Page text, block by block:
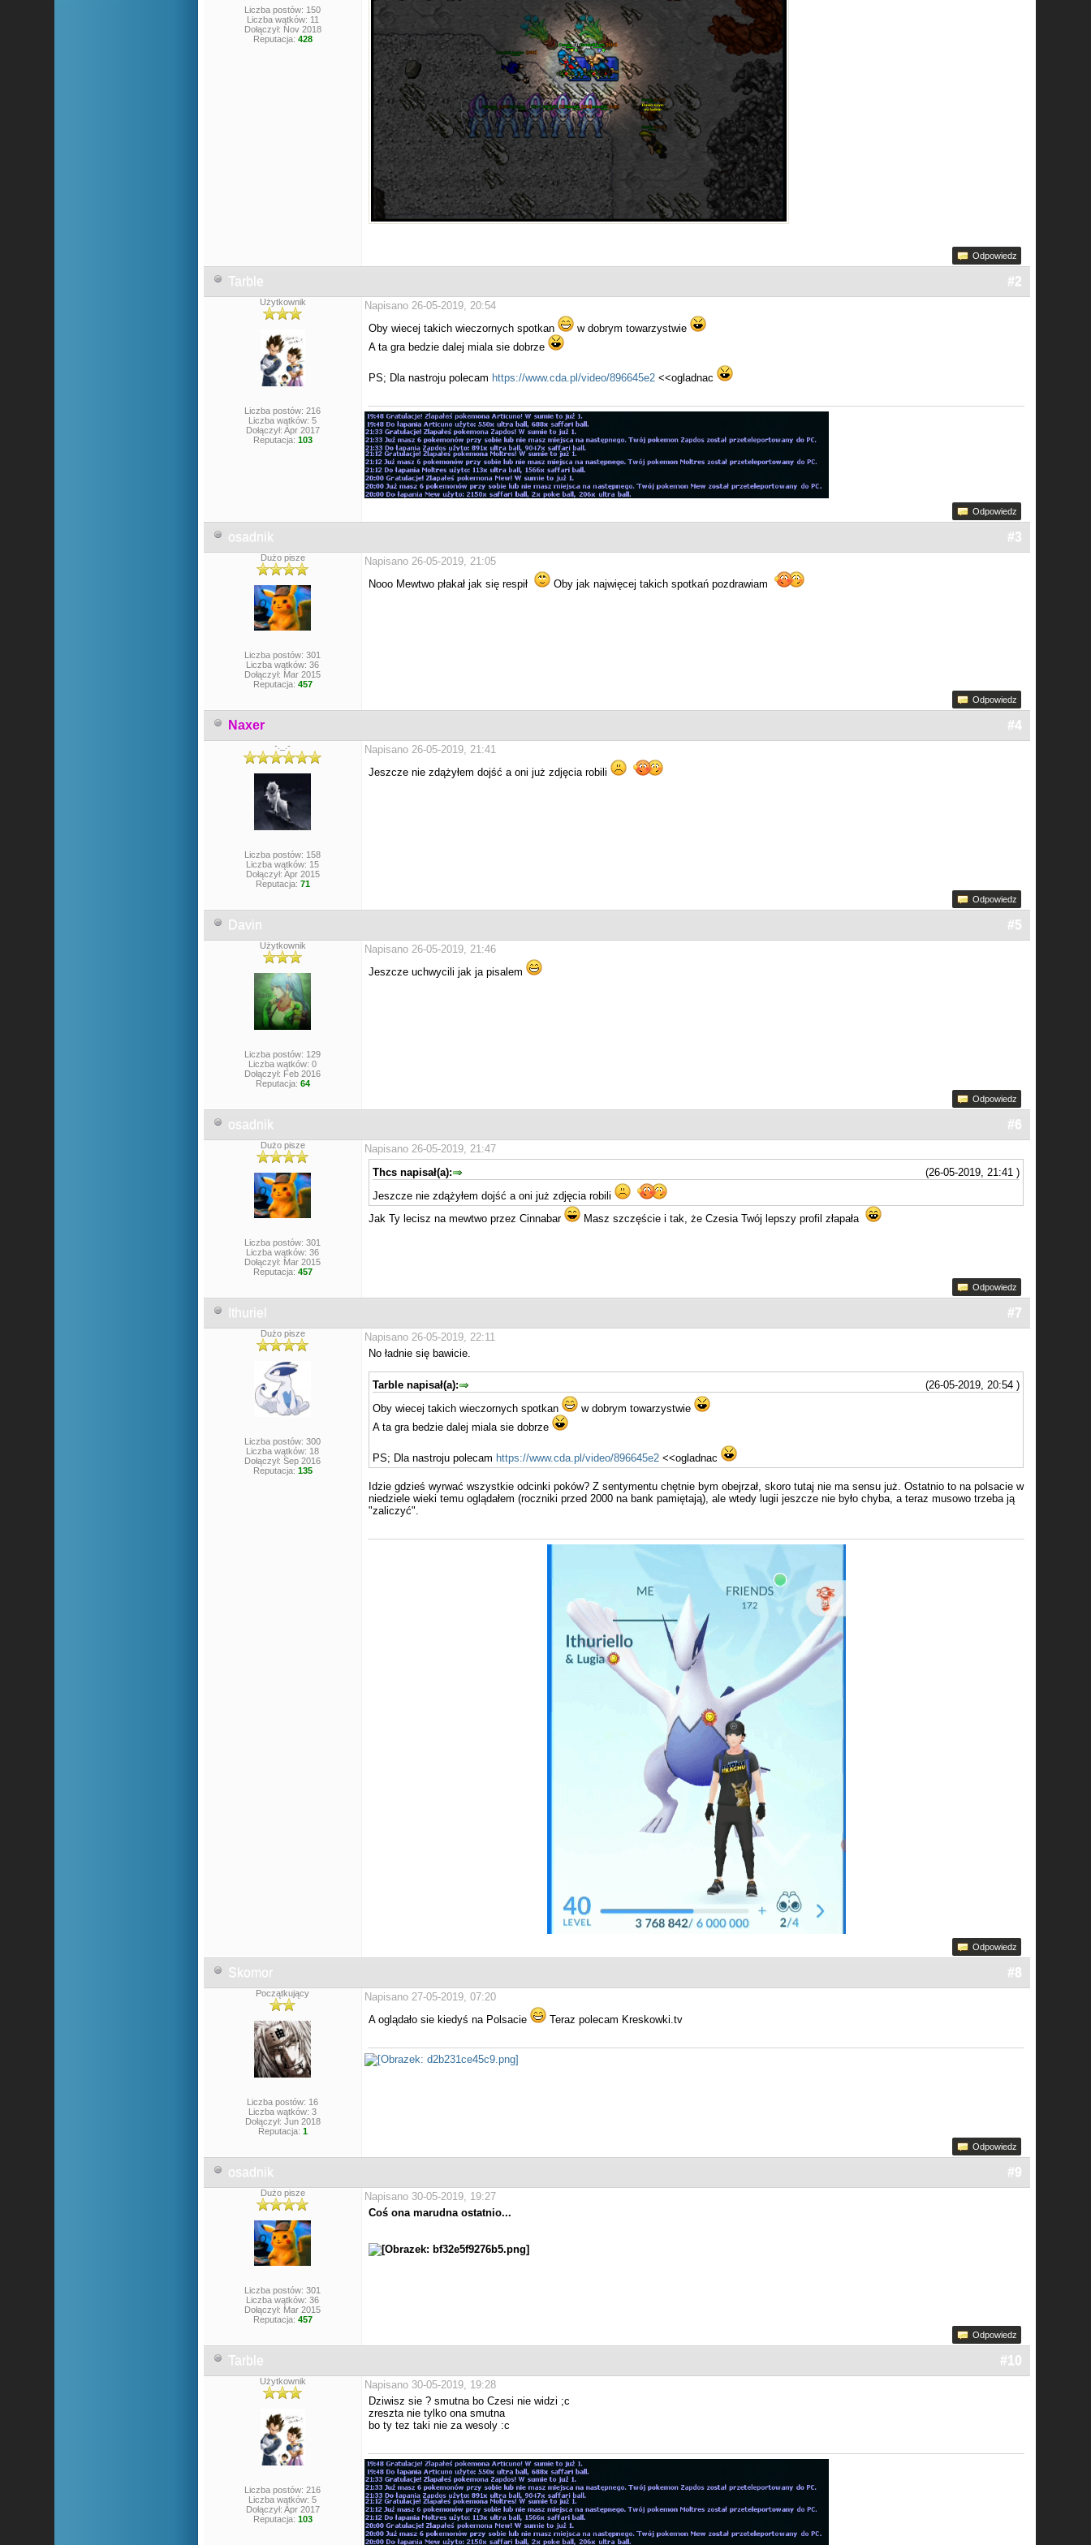
Liczba postów: 150
Liczba wątków: 11
Dołączył: Nov 2018
Reputacja: 428
Odpowiedz
Tarble #2
Użytkownik
Liczba postów: 216
Liczba wątków: 5
Dołączył: Apr 2017
Reputacja: 103
Napisano 26-05-2019, 20:54
Oby wiecej takich wieczornych spotkan
w dobrym towarzystwie
A ta gra bedzie dalej miala sie dobrze
PS; Dla nastroju polecam https://www.cda.pl/video/896645e2 <<ogladnac
Odpowiedz
osadnik #3
Dużo pisze
Liczba postów: 301
Liczba wątków: 36
Dołączył: Mar 2015
Reputacja: 457
Napisano 26-05-2019, 21:05
Nooo Mewtwo płakał jak się respił
Oby jak najwięcej takich spotkań pozdrawiam
Odpowiedz
Naxer #4
-._.-
Liczba postów: 158
Liczba wątków: 15
Dołączył: Apr 2015
Reputacja: 71
Napisano 26-05-2019, 21:41
Jeszcze nie zdążyłem dojść a oni już zdjęcia robili
Odpowiedz
Davin #5
Użytkownik
Liczba postów: 129
Liczba wątków: 0
Dołączył: Feb 2016
Reputacja: 64
Napisano 26-05-2019, 21:46
Jeszcze uchwycili jak ja pisalem
Odpowiedz
osadnik #6
Dużo pisze
Liczba postów: 301
Liczba wątków: 36
Dołączył: Mar 2015
Reputacja: 457
Napisano 26-05-2019, 21:47
(26-05-2019, 21:41 )
Thcs napisał(a):
Jeszcze nie zdążyłem dojść a oni już zdjęcia robili
Jak Ty lecisz na mewtwo przez Cinnabar
Masz szczęście i tak, że Czesia Twój lepszy profil złapała
Odpowiedz
Ithuriel #7
Dużo pisze
Liczba postów: 300
Liczba wątków: 18
Dołączył: Sep 2016
Reputacja: 135
Napisano 26-05-2019, 22:11
No ładnie się bawicie.
(26-05-2019, 20:54 )
Tarble napisał(a):
Oby wiecej takich wieczornych spotkan
w dobrym towarzystwie
A ta gra bedzie dalej miala sie dobrze
PS; Dla nastroju polecam https://www.cda.pl/video/896645e2 <<ogladnac
Idzie gdzieś wyrwać wszystkie odcinki poków? Z sentymentu chętnie bym obejrzał, skoro tutaj nie ma sensu już. Ostatnio to na polsacie w
niedziele wieki temu oglądałem (roczniki przed 2000 na bank pamiętają), ale wtedy lugii jeszcze nie było chyba, a teraz musowo trzeba ją
"zaliczyć".
Odpowiedz
Skomor #8
Początkujący
Liczba postów: 16
Liczba wątków: 3
Dołączył: Jun 2018
Reputacja: 1
Napisano 27-05-2019, 07:20
A oglądało sie kiedyś na Polsacie
Teraz polecam Kreskowki.tv
Odpowiedz
osadnik #9
Dużo pisze
Liczba postów: 301
Liczba wątków: 36
Dołączył: Mar 2015
Reputacja: 457
Napisano 30-05-2019, 19:27
Coś ona marudna ostatnio...
Odpowiedz
Tarble #10
Użytkownik
Liczba postów: 216
Liczba wątków: 5
Dołączył: Apr 2017
Reputacja: 103
Napisano 30-05-2019, 19:28
Dziwisz sie ? smutna bo Czesi nie widzi ;c
zreszta nie tylko ona smutna
bo ty tez taki nie za wesoly :c